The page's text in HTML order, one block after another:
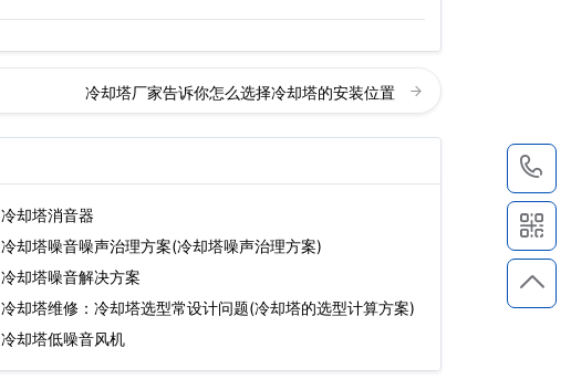
冷却塔厂家告诉你怎么选择冷却塔的安装位置
冷却塔消音器
冷却塔噪音噪声治理方案(冷却塔噪声治理方案)
冷却塔噪音解决方案
冷却塔维修：冷却塔选型常设计问题(冷却塔的选型计算方案)
冷却塔低噪音风机